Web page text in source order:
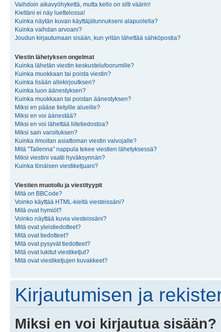
Vaihdoin aikavyöhykettä, mutta kello on silti väärin!
Kieltäni ei näy luettelossa!
Kuinka näytän kuvan käyttäjätunnukseni alapuolella?
Kuinka vaihdan arvoani?
Joudun kirjautumaan sisään, kun yritän lähettää sähköpostia?
Viestin lähetyksen ongelmat
Kuinka lähetän viestin keskustelufoorumille?
Kuinka muokkaan tai poista viestin?
Kuinka lisään allekirjoutksen?
Kuinka luon äänestyksen?
Kuinka muokkaan tai poistan äänestyksen?
Miksi en pääse tietyille alueille?
Miksi en voi äänestää?
Miksi en voi lähettää liitetiedostoa?
Miksi sain varoituksen?
Kuinka ilmoitan asiattoman viestin valvojalle?
Mitä "Tallenna" nappula tekee viestien lähetyksessä?
Miksi viestini vaatii hyväksynnän?
Kuinka tönäisen viestiketjuani?
Viestien muotoilu ja viestityypit
Mitä on BBCode?
Voinko käyttää HTML-kieltä viesteissäni?
Mitä ovat hymiöt?
Voinko näyttää kuvia viesteissäni?
Mitä ovat yleistiedotteet?
Mitä ovat tiedotteet?
Mitä ovat pysyvät tiedotteet?
Mitä ovat lukitut viestiketjut?
Mitä ovat viestiketjujen kuvakkeet?
Kirjautumisen ja
Miksi en voi kirjautua sisään?